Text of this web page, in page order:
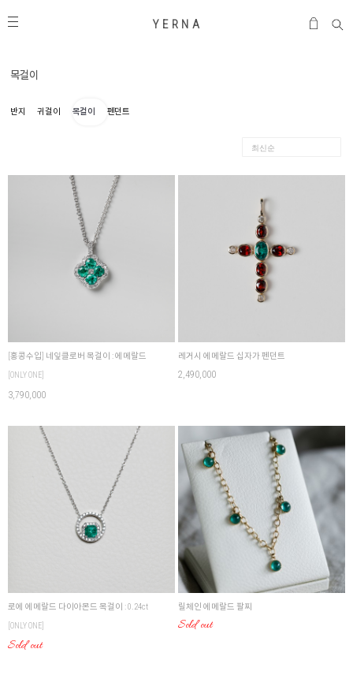
Y E R N A
목걸이
반지 귀걸이 목걸이 펜던트
[홍콩수입] 네잎클로버 목걸이 : 에메랄드
[ONLY ONE]
3,790,000
레거시 에메랄드 십자가 펜던트
2,490,000
로에 에메랄드 다이아몬드 목걸이 : 0.24ct
[ONLY ONE]
Sold out
릴체인 에메랄드 팔찌
Sold out